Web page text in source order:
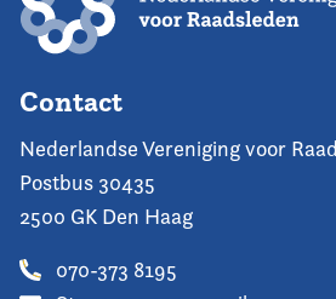
Contact
Nederlandse Vereniging voor
Postbus 30435
2500 GK Den Haag
070-373 8195